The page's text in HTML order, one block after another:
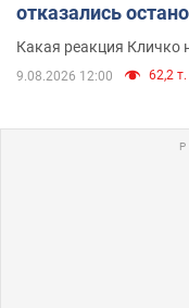
отказались
небоскреба
Какая реакция Кличко
9.08.2026 12:00 62,2 т.